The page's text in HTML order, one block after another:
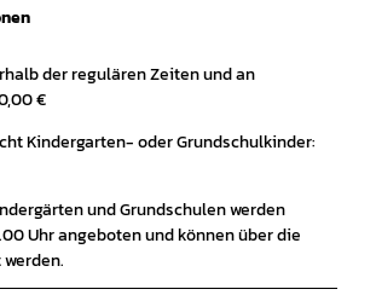
der regulären Zeiten und an
€
Kindergarten- oder Grundschulkinder:
und Grundschulen werden
Uhr angeboten und können über die